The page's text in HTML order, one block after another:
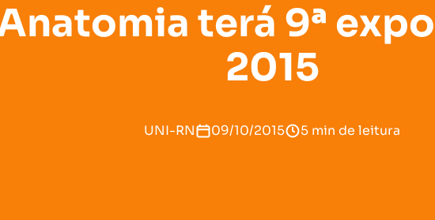
terá 9ª
2015
UNI-RN 09/10/2015 5 min de leitura